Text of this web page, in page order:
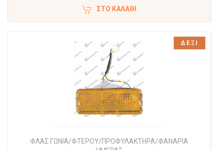
ΣΤΟ ΚΑΛΆΘΙ
ΦΛΑΣ ΓΩΝΙΑ/ΦΤΕΡΟΥ/ΠΡΟΦΥΛΑΚΤΗΡΑ/ΦΑΝΑΡΙΑ
ΔΕΞΙ